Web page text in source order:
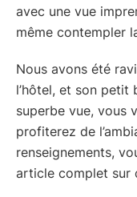
avec une vue
même contempler
Nous avons été
l’hôtel, et son petit
superbe vue, vous
profiterez de
renseignements,
article complet sur